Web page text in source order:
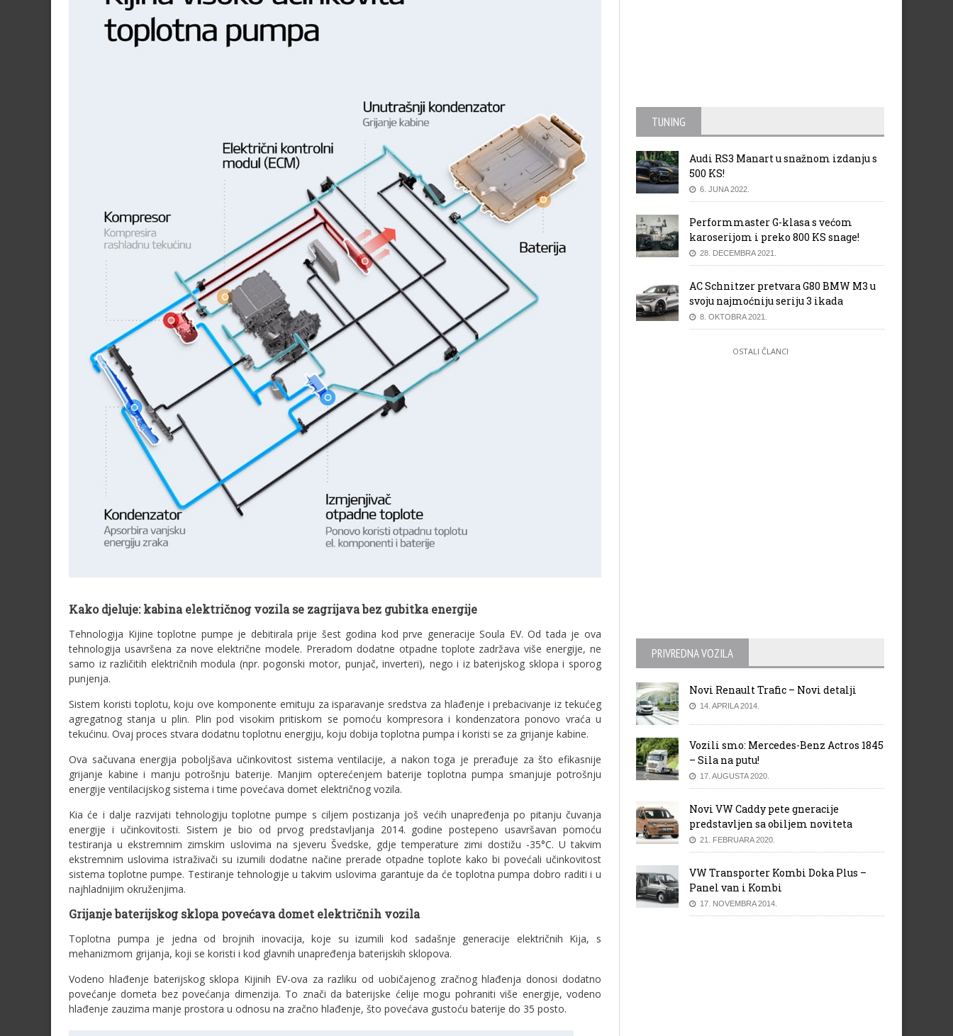
Kako djeluje: kabina električnog vozila se zagrijava bez gubitka energije
Tehnologija Kijine toplotne pumpe je debitirala prije šest godina kod prve generacije Soula EV. Od tada je ova
tehnologija usavršena za nove električne modele. Preradom dodatne otpadne toplote zadržava više energije, ne
samo iz različitih električnih modula (npr. pogonski motor, punjač, inverteri), nego i iz baterijskog sklopa i sporog
punjenja.
Sistem koristi toplotu, koju ove komponente emituju za isparavanje sredstva za hlađenje i prebacivanje iz tekućeg
agregatnog stanja u plin. Plin pod visokim pritiskom se pomoću kompresora i kondenzatora ponovo vraća u
tekućinu. Ovaj proces stvara dodatnu toplotnu energiju, koju dobija toplotna pumpa i koristi se za grijanje kabine.
Ova sačuvana energija poboljšava učinkovitost sistema ventilacije, a nakon toga je prerađuje za što efikasnije
grijanje kabine i manju potrošnju baterije. Manjim opterećenjem baterije toplotna pumpa smanjuje potrošnju
energije ventilacijskog sistema i time povećava domet električnog vozila.
Kia će i dalje razvijati tehnologiju toplotne pumpe s ciljem postizanja još većih unapređenja po pitanju čuvanja
energije i učinkovitosti. Sistem je bio od prvog predstavljanja 2014. godine postepeno usavršavan pomoću
testiranja u ekstremnim zimskim uslovima na sjeveru Švedske, gdje temperature zimi dostižu -35°C. U takvim
ekstremnim uslovima istraživači su izumili dodatne načine prerade otpadne toplote kako bi povećali učinkovitost
sistema toplotne pumpe. Testiranje tehnologije u takvim uslovima garantuje da će toplotna pumpa dobro raditi i u
najhladnijim okruženjima.
Grijanje baterijskog sklopa povećava domet električnih vozila
Toplotna pumpa je jedna od brojnih inovacija, koje su izumili kod sadašnje generacije električnih Kija, s
mehanizmom grijanja, koji se koristi i kod glavnih unapređenja baterijskih sklopova.
Vodeno hlađenje baterijskog sklopa Kijinih EV-ova za razliku od uobičajenog zračnog hlađenja donosi dodatno
povećanje dometa bez povećanja dimenzija. To znači da baterijske ćelije mogu pohraniti više energije, vodeno
hlađenje zauzima manje prostora u odnosu na zračno hlađenje, što povećava gustoću baterije do 35 posto.
TUNING
Audi RS3 Manart u snažnom izdanju s
500 KS!
6. JUNA 2022.
Performmaster G-klasa s većom
karoserijom i preko 800 KS snage!
28. DECEMBRA 2021.
AC Schnitzer pretvara G80 BMW M3 u
svoju najmoćniju seriju 3 ikada
8. OKTOBRA 2021.
OSTALI ČLANCI
PRIVREDNA VOZILA
Novi Renault Trafic – Novi detalji
14. APRILA 2014.
Vozili smo: Mercedes-Benz Actros 1845
– Sila na putu!
17. AUGUSTA 2020.
Novi VW Caddy pete gneracije
predstavljen sa obiljem noviteta
21. FEBRUARA 2020.
VW Transporter Kombi Doka Plus –
Panel van i Kombi
17. NOVEMBRA 2014.